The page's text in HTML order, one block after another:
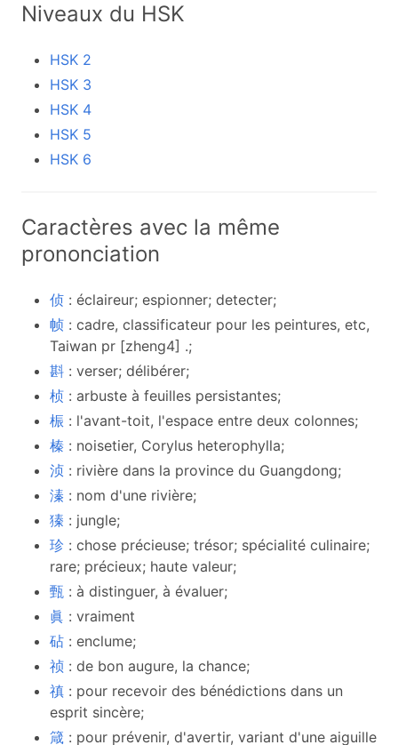
Niveaux du HSK
HSK 2
HSK 3
HSK 4
HSK 5
HSK 6
Caractères avec la même
prononciation
侦 : éclaireur; espionner; detecter;
帧 : cadre, classificateur pour les peintures, etc,
Taiwan pr [zheng4] .;
斟 : verser; délibérer;
桢 : arbuste à feuilles persistantes;
桭 : l'avant-toit, l'espace entre deux colonnes;
榛 : noisetier, Corylus heterophylla;
浈 : rivière dans la province du Guangdong;
溱 : nom d'une rivière;
獉 : jungle;
珍 : chose précieuse; trésor; spécialité culinaire;
rare; précieux; haute valeur;
甄 : à distinguer, à évaluer;
眞 : vraiment
砧 : enclume;
祯 : de bon augure, la chance;
禛 : pour recevoir des bénédictions dans un
esprit sincère;
箴 : pour prévenir, d'avertir, variant d'une aiguille